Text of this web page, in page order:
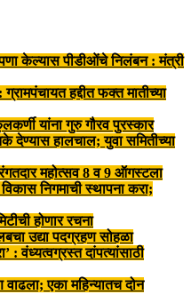
केल्यास पीडीओंचे निलंबन : मंत्री
हद्दीत फक्त मातीच्या
यांना गुरु गौरव पुरस्कार
देण्यास हालचाल; युवा समितीच्या
महोत्सव 8 व 9 ऑगस्टला
निगमाची स्थापना करा;
होणार रचना
उद्या पदग्रहण सोहळा
: वंध्यत्वग्रस्त दांपत्यांसाठी
वाढला; एका महिन्यातच दोन